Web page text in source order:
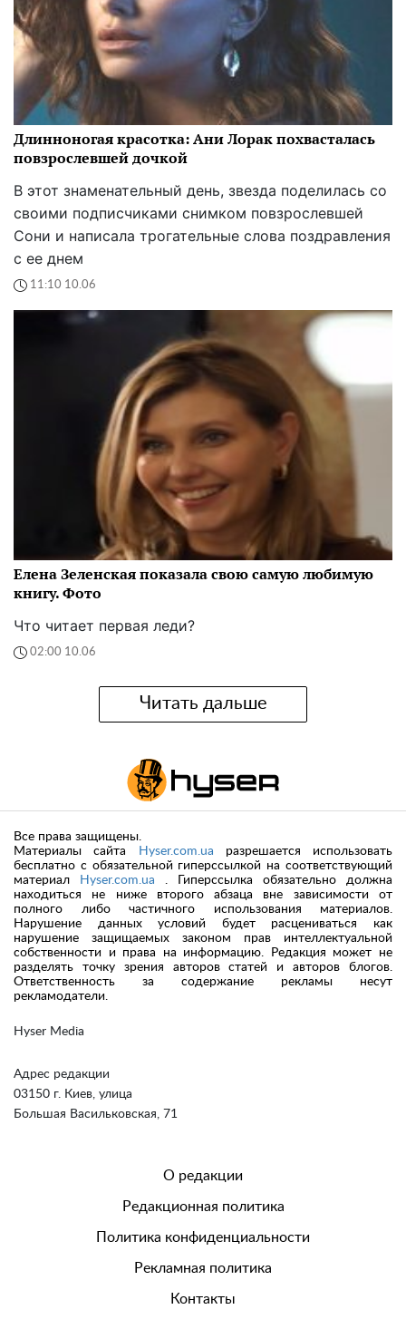
Длинноногая красотка: Ани Лорак похвасталась
повзрослевшей дочкой
В этот знаменательный день, звезда поделилась со
своими подписчиками снимком повзрослевшей
Сони и написала трогательные слова поздравления
с ее днем
11:10 10.06
Елена Зеленская показала свою самую любимую
книгу. Фото
Что читает первая леди?
02:00 10.06
Читать дальше
Hyser Media
Адрес редакции
03150 г. Киев, улица
Большая Васильковская, 71
Все права защищены.
Материалы сайта
Hyser.com.ua разрешается использовать
бесплатно с обязательной гиперссылкой на соответствующий
материал
Hyser.com.ua . Гиперссылка обязательно должна
находиться не ниже второго абзаца вне зависимости от
полного либо частичного использования материалов.
Нарушение данных условий будет расцениваться как
нарушение защищаемых законом прав интеллектуальной
собственности и права на информацию. Редакция может не
разделять точку зрения авторов статей и авторов блогов.
Ответственность за содержание рекламы несут
рекламодатели.
О редакции
Редакционная политика
Политика конфиденциальности
Рекламная политика
Контакты